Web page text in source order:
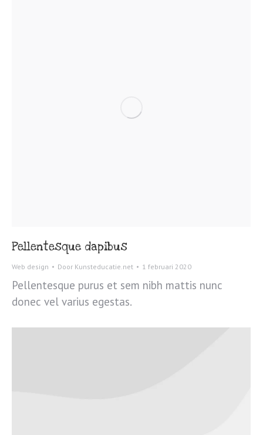
Pellentesque dapibus
Web design Door Kunsteducatie.net 1 februari 2020
Pellentesque purus et sem nibh mattis nunc
donec vel varius egestas.